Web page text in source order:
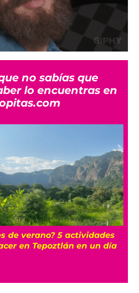
no sabías que
lo encuentras en
de verano? 5 actividades
en Tepoztlán en un día